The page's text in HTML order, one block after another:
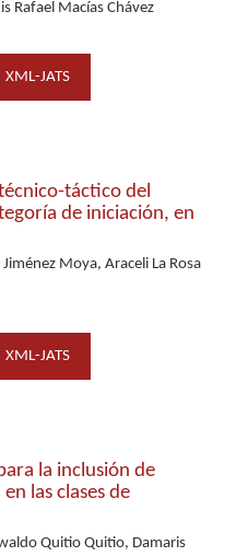
Rafael Macías Chávez
XML-JATS
táctico del
de iniciación, en
Moya, Araceli La Rosa
XML-JATS
la inclusión de
las clases de
Quitio Quitio, Damaris